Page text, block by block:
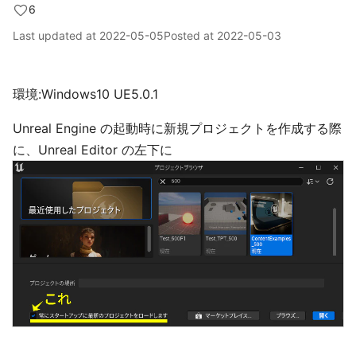
6
Last updated at 2022-05-05Posted at 2022-05-03
環境:Windows10 UE5.0.1
Unreal Engine の起動時に新規プロジェクトを作成する際
に、Unreal Editor の左下に